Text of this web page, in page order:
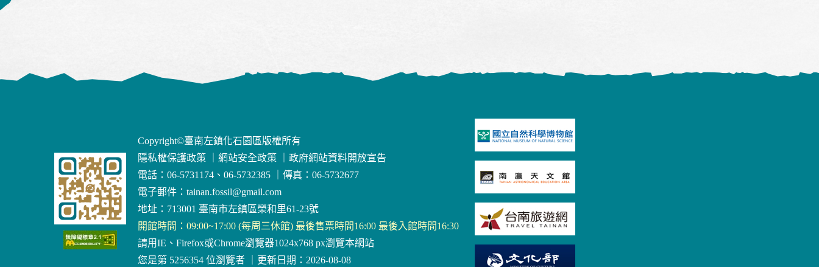
Copyright©臺南左鎮化石園區版權所有
隱私權保護政策
網站安全政策
政府網站資料開放宣告
電話：06-5731174、06-5732385
傳真：06-5732677
電子郵件： tainan.fossil@gmail.com
地址：713001 臺南市左鎮區榮和里61-23號
開館時間：09:00~17:00 (每周三休館) 最後售票時間16:00 最後入館時間16:30
請用IE、Firefox或Chrome瀏覽器1024x768 px瀏覽本網站
您是第 5256354 位瀏覽者
更新日期：2026-08-08